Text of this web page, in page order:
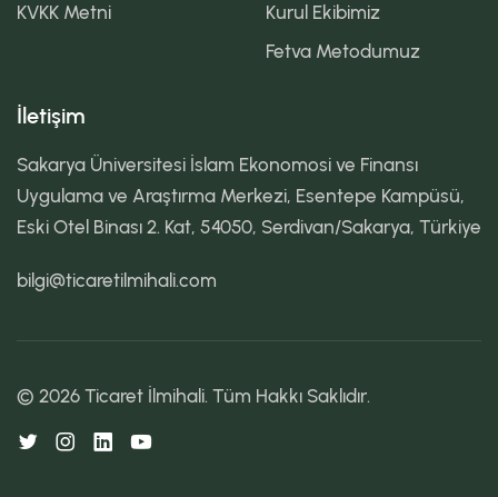
KVKK Metni
Kurul Ekibimiz
Fetva Metodumuz
İletişim
Sakarya Üniversitesi İslam Ekonomosi ve Finansı
Uygulama ve Araştırma Merkezi, Esentepe Kampüsü,
Eski Otel Binası 2. Kat, 54050, Serdivan/Sakarya, Türkiye
bilgi@ticaretilmihali.com
© 2026 Ticaret İlmihali. Tüm Hakkı Saklıdır.